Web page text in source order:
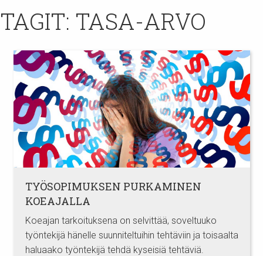
TAGIT: TASA-ARVO
TYÖSOPIMUKSEN PURKAMINEN
KOEAJALLA
Koeajan tarkoituksena on selvittää, soveltuuko
työntekijä hänelle suunniteltuihin tehtäviin ja toisaalta
haluaako työntekijä tehdä kyseisiä tehtäviä.